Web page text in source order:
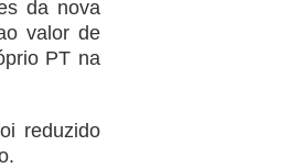
da nova
valor de
PT na
reduzido